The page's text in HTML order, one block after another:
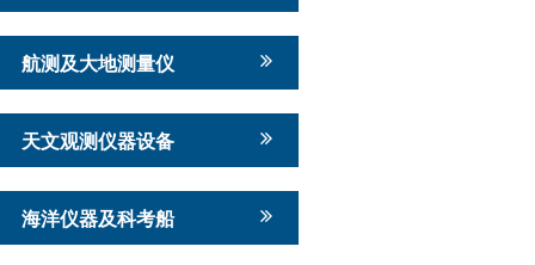
航测及大地测量仪
天文观测仪器设备
海洋仪器及科考船